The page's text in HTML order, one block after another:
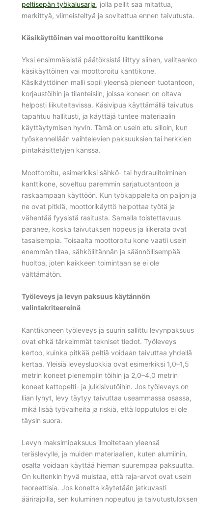
peltisepän työkalusarja, jolla pellit saa mitattua,
merkittyä, viimeisteltyä ja sovitettua ennen taivutusta.
Käsikäyttöinen vai moottoroitu kanttikone
Yksi ensimmäisistä päätöksistä liittyy siihen, valitaanko
käsikäyttöinen vai moottoroitu kanttikone.
Käsikäyttöinen malli sopii yleensä pieneen tuotantoon,
korjaustöihin ja tilanteisiin, joissa koneen on oltava
helposti liikuteltavissa. Käsivipua käyttämällä taivutus
tapahtuu hallitusti, ja käyttäjä tuntee materiaalin
käyttäytymisen hyvin. Tämä on usein etu silloin, kun
työskennellään vaihtelevien paksuuksien tai herkkien
pintakäsittelyjen kanssa.
Moottoroitu, esimerkiksi sähkö- tai hydraulitoiminen
kanttikone, soveltuu paremmin sarjatuotantoon ja
raskaampaan käyttöön. Kun työkappaleita on paljon ja
ne ovat pitkiä, moottorikäyttö helpottaa työtä ja
vähentää fyysistä rasitusta. Samalla toistettavuus
paranee, koska taivutuksen nopeus ja liikerata ovat
tasaisempia. Toisaalta moottoroitu kone vaatii usein
enemmän tilaa, sähköliitännän ja säännöllisempää
huoltoa, joten kaikkeen toimintaan se ei ole
välttämätön.
Työleveys ja levyn paksuus käytännön
valintakriteereinä
Kanttikoneen työleveys ja suurin sallittu levynpaksuus
ovat ehkä tärkeimmät tekniset tiedot. Työleveys
kertoo, kuinka pitkää peltiä voidaan taivuttaa yhdellä
kertaa. Yleisiä leveysluokkia ovat esimerkiksi 1,0–1,5
metrin koneet pienempiin töihin ja 2,0–4,0 metrin
koneet kattopelti- ja julkisivutöihin. Jos työleveys on
liian lyhyt, levy täytyy taivuttaa useammassa osassa,
mikä lisää työvaiheita ja riskiä, että lopputulos ei ole
täysin suora.
Levyn maksimipaksuus ilmoitetaan yleensä
teräslevylle, ja muiden materiaalien, kuten alumiinin,
osalta voidaan käyttää hieman suurempaa paksuutta.
On kuitenkin hyvä muistaa, että raja-arvot ovat usein
teoreettisia. Jos konetta käytetään jatkuvasti
äärirajoilla, sen kuluminen nopeutuu ja taivutustuloksen